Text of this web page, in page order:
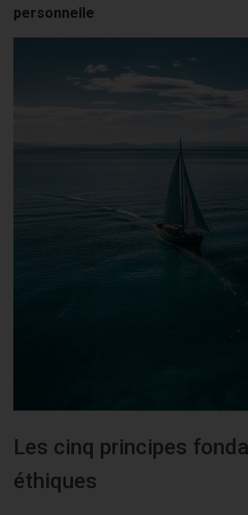
personnelle
Les cinq principes
éthiques